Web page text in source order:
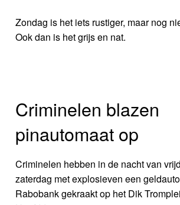
Zondag is het iets rustiger, maar nog
Ook dan is het grijs en nat.
Criminelen blazen
pinautomaat op
Criminelen hebben in de nacht van
zaterdag met explosieven een
Rabobank gekraakt op het Dik